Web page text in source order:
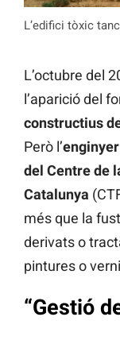
L’edifici tòxic
L’octubre del
l’aparició del
constructius
Però l’
del Centre de
Catalunya
més que la
derivats o
pintures o
“Gestió